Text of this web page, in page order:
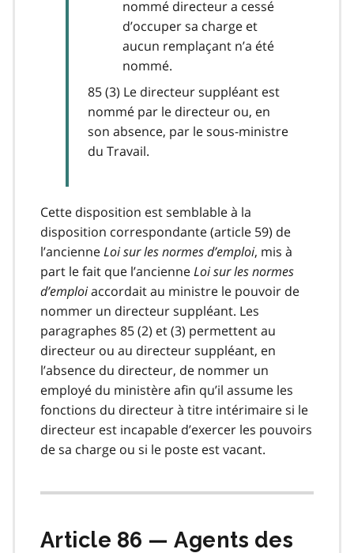
nommé directeur a cessé
d’occuper sa charge et
aucun remplaçant n’a été
nommé.
85 (3) Le directeur suppléant est
nommé par le directeur ou, en
son absence, par le sous-ministre
du Travail.
Cette disposition est semblable à la
disposition correspondante (article 59) de
l’ancienneLoi sur les normes d’emploi, mis à
part le fait que l’ancienneLoi sur les normes
d’emploiaccordait au ministre le pouvoir de
nommer un directeur suppléant. Les
paragraphes 85 (2) et (3) permettent au
directeur ou au directeur suppléant, en
l’absence du directeur, de nommer un
employé du ministère afin qu’il assume les
fonctions du directeur à titre intérimaire si le
directeur est incapable d’exercer les pouvoirs
de sa charge ou si le poste est vacant.
Article 86 — Agents des